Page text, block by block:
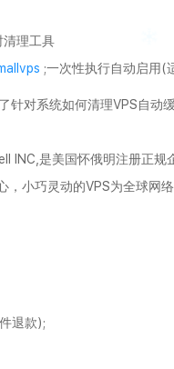
清理工具
;一次性执行自动启用(
针对系统如何清理VPS自动
INC,是美国怀俄明注册正
小巧灵动的VPS为全球网
退款);